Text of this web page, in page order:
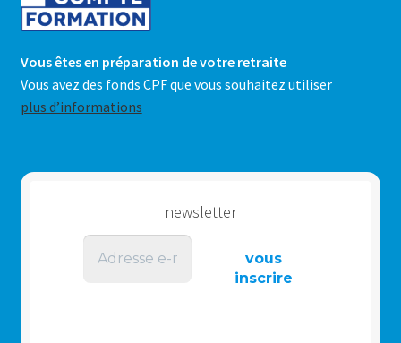
Vous êtes en préparation de votre retraite
Vous avez des fonds CPF que vous souhaitez utiliser
plus d’informations
newsletter